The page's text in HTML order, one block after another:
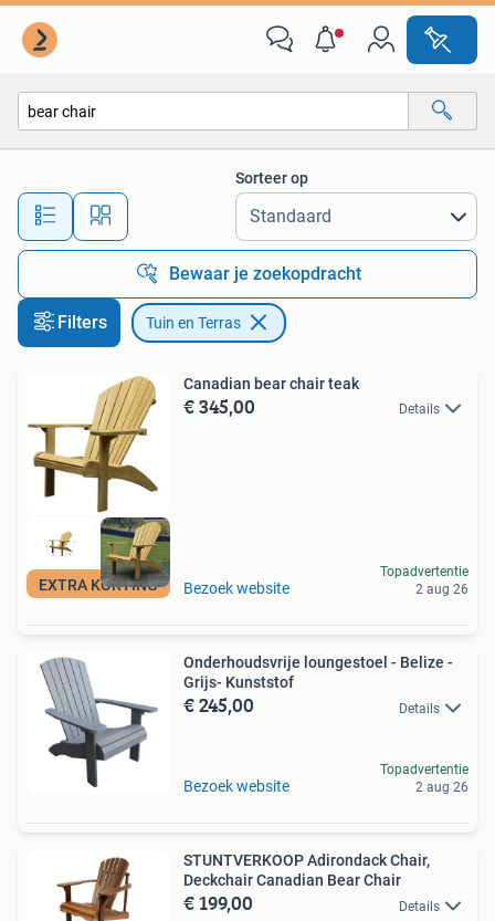
Alle afstanden…
Sorteer op
Bewaar je zoekopdracht
Filters Tuin en Terras
EXTRA KORTING
Canadian bear chair teak
€ 345,00 Details
Bezoek website
Topadvertentie
2 aug 26
Onderhoudsvrije loungestoel - Belize -
Grijs- Kunststof
€ 245,00 Details
Bezoek website
Topadvertentie
2 aug 26
STUNTVERKOOP Adirondack Chair,
Deckchair Canadian Bear Chair
€ 199,00 Details